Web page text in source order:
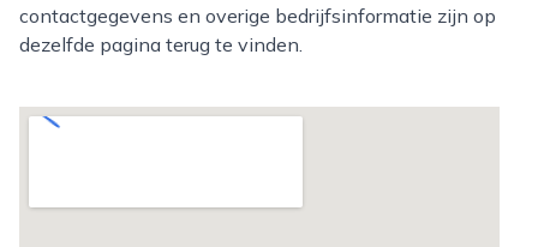
contactgegevens en overige bedrijfsinformatie zijn op
dezelfde pagina terug te vinden.